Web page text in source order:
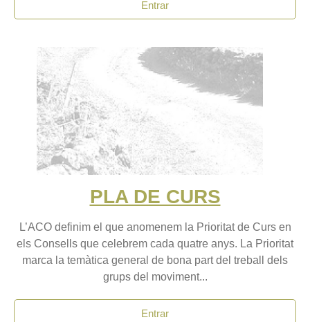
Entrar
PLA DE CURS
L’ACO definim el que anomenem la Prioritat de Curs en
els Consells que celebrem cada quatre anys. La Prioritat
marca la temàtica general de bona part del treball dels
grups del moviment...
Entrar